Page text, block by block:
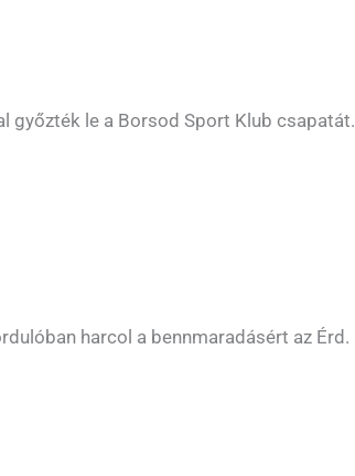
győzték le a Borsod Sport Klub csapatát.
harcol a bennmaradásért az Érd.